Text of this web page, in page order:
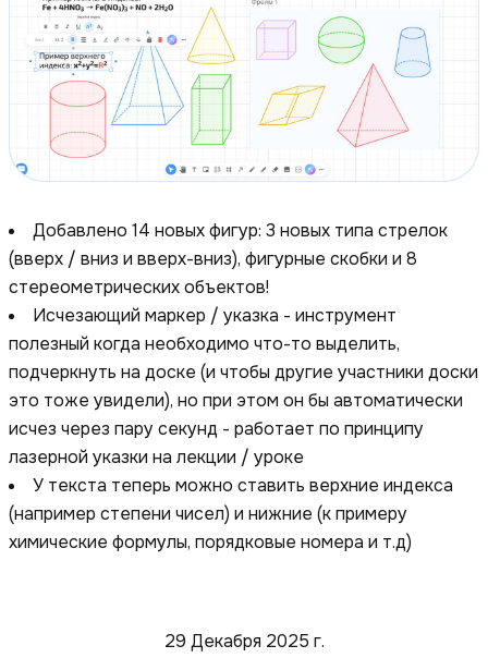
Добавлено 14 новых фигур: 3 новых типа стрелок
(вверх / вниз и вверх-вниз), фигурные скобки и 8
стереометрических объектов!
Исчезающий маркер / указка - инструмент
полезный когда необходимо что-то выделить,
подчеркнуть на доске (и чтобы другие участники доски
это тоже увидели), но при этом он бы автоматически
исчез через пару секунд - работает по принципу
лазерной указки на лекции / уроке
У текста теперь можно ставить верхние индекса
(например степени чисел) и нижние (к примеру
химические формулы, порядковые номера и т.д)
29 Декабря 2025 г.